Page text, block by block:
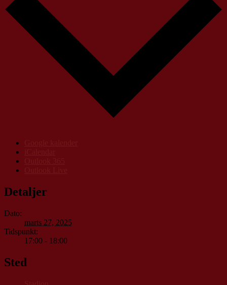
Detaljer
Dato:
marts 27, 2025
Tidspunkt:
17:00 - 18:00
Sted